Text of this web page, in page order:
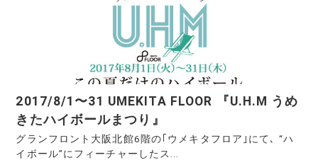
2017/8/1〜31 UMEKITA FLOOR 『U.H.M うめ
きたハイボールまつり』
グランフロント大阪北館6階の｢ウメキタフロア｣にて､ “ハ
イボール”にフィーチャーしたス...